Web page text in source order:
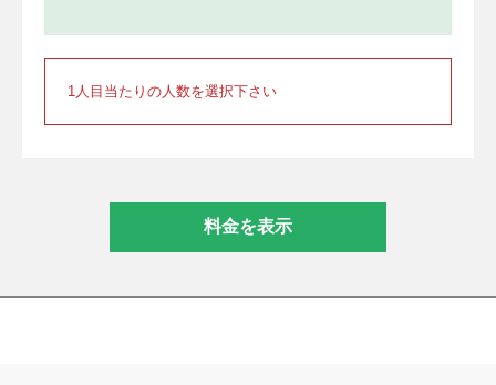
1人目当たりの人数を選択下さい
料金を表示